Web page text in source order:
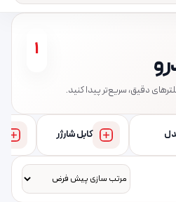
دقیق، سریع‌تر پیدا کنید.
1
کابل شارژر